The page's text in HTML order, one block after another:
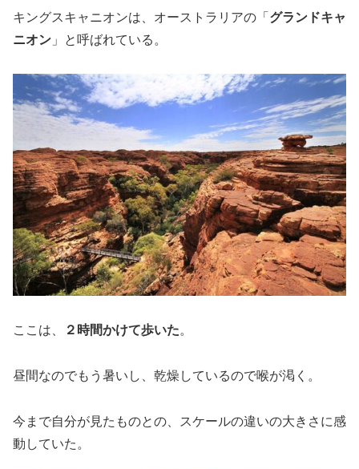
キングスキャニオンは、オーストラリアの「 グランドキャ
ニオン 」と呼ばれている。
ここは、 ２時間かけて歩いた。
昼間なのでもう暑いし、乾燥しているので喉が渇く。
今まで自分が見たものとの、スケールの違いの大きさに感
動していた。